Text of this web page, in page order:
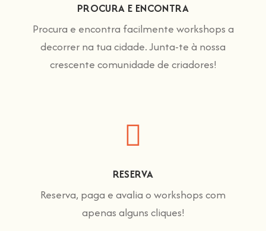
PROCURA E ENCONTRA
Procura e encontra facilmente workshops a
decorrer na tua cidade. Junta-te à nossa
crescente comunidade de criadores!
RESERVA
Reserva, paga e avalia o workshops com
apenas alguns cliques!